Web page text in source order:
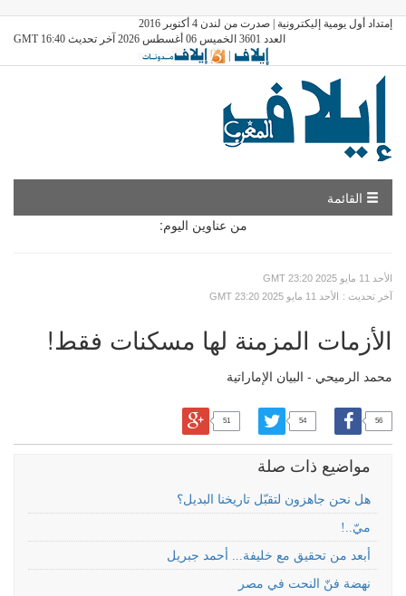
إمتداد أول يومية إليكترونية | صدرت من لندن 4 أكتوبر 2016
العدد 3601 الخميس 06 أغسطس 2026 آخر تحديث GMT 16:40
|
القائمة
من عناوين اليوم:
GMT الأحد 11 مايو 2025 23:20
GMT الأحد 11 مايو 2025 23:20
: آخر تحديث
الأزمات المزمنة لها مسكنات فقط!
محمد الرميحي - البيان الإماراتية
56
54
51
مواضيع ذات صلة
هل نحن جاهزون لتقبّل تاريخنا البديل؟
ميّ..!
أبعد من تحقيق مع خليفة... أحمد جبريل
نهضة فنّ النحت في مصر